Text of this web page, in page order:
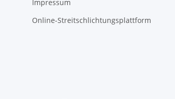
Impressum
Online-Streitschlichtungsplattform